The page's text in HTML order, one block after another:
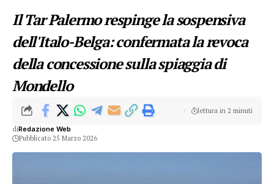
Il Tar Palermo respinge la sospensiva
dell'Italo-Belga: confermata la revoca
della concessione sulla spiaggia di
Mondello
diRedazione Web
Pubblicato 25 Marzo 2026
lettura in 2 minuti